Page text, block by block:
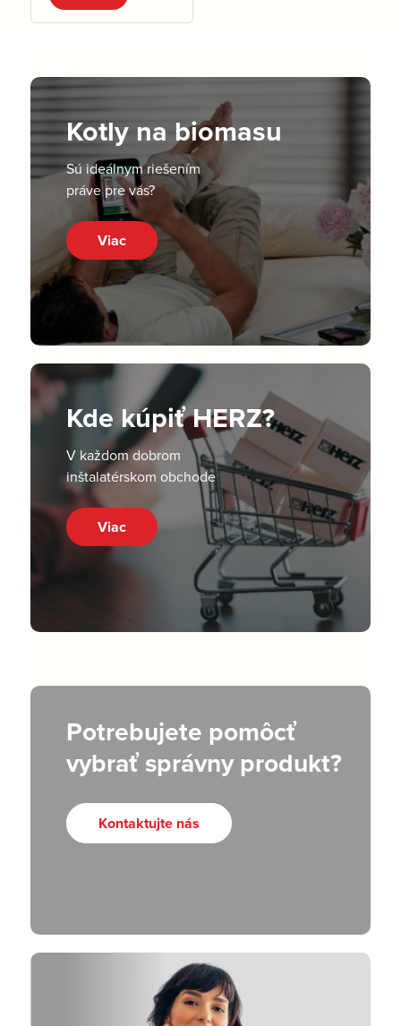
Kotly na biomasu
Sú ideálnym riešením
práve pre vás?
Viac
Kde kúpiť HERZ?
V každom dobrom
inštalatérskom obchode
Viac
Potrebujete pomôcť
vybrať správny produkt?
Kontaktujte nás